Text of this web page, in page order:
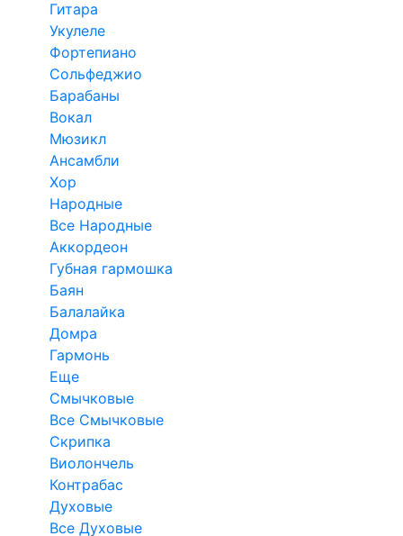
Гитара
Укулеле
Фортепиано
Сольфеджио
Барабаны
Вокал
Мюзикл
Ансамбли
Хор
Народные
Все Народные
Аккордеон
Губная гармошка
Баян
Балалайка
Домра
Гармонь
Еще
Смычковые
Все Смычковые
Скрипка
Виолончель
Контрабас
Духовые
Все Духовые